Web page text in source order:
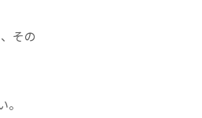
その